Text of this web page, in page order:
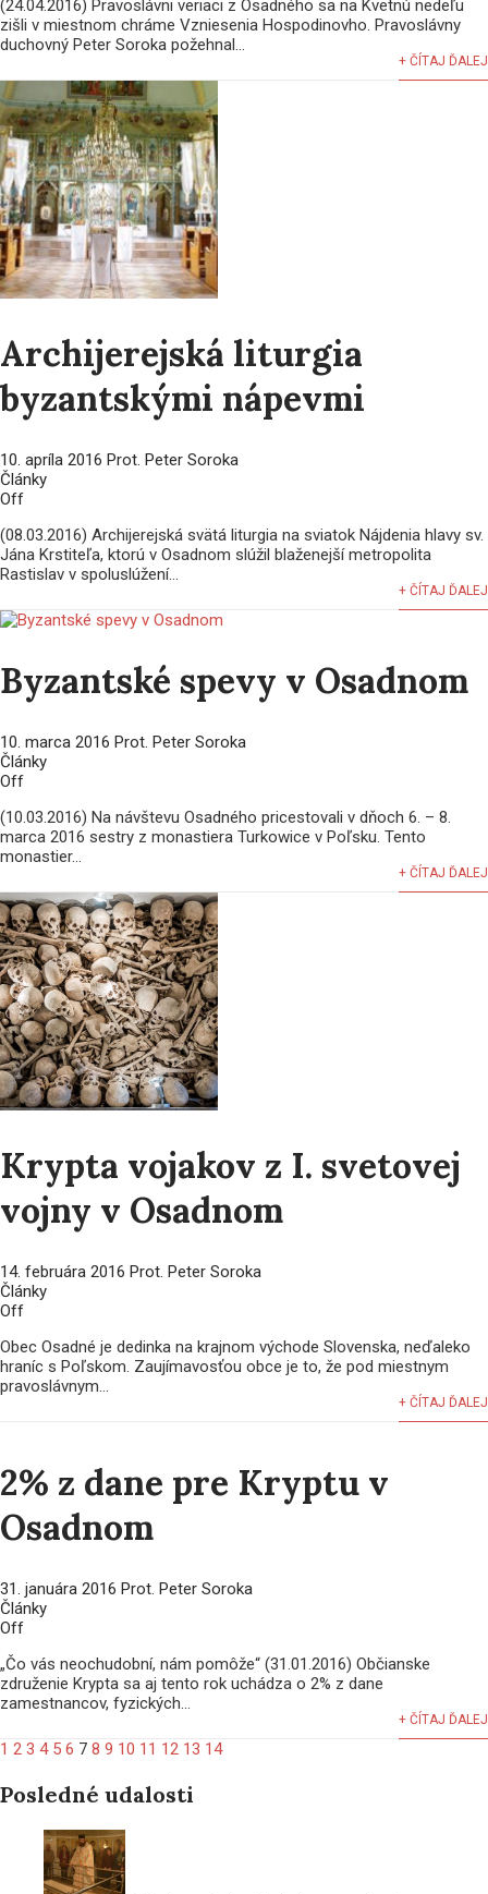
(24.04.2016) Pravoslávni veriaci z Osadného sa na Kvetnú nedeľu
zišli v miestnom chráme Vzniesenia Hospodinovho. Pravoslávny
duchovný Peter Soroka požehnal...
+ ČÍTAJ ĎALEJ
Archijerejská liturgia
byzantskými nápevmi
10. apríla 2016 Prot. Peter Soroka
Články
Off
(08.03.2016) Archijerejská svätá liturgia na sviatok Nájdenia hlavy sv.
Jána Krstiteľa, ktorú v Osadnom slúžil blaženejší metropolita
Rastislav v spoluslúžení...
+ ČÍTAJ ĎALEJ
Byzantské spevy v Osadnom
10. marca 2016 Prot. Peter Soroka
Články
Off
(10.03.2016) Na návštevu Osadného pricestovali v dňoch 6. – 8.
marca 2016 sestry z monastiera Turkowice v Poľsku. Tento
monastier...
+ ČÍTAJ ĎALEJ
Krypta vojakov z I. svetovej
vojny v Osadnom
14. februára 2016 Prot. Peter Soroka
Články
Off
Obec Osadné je dedinka na krajnom východe Slovenska, neďaleko
hraníc s Poľskom. Zaujímavosťou obce je to, že pod miestnym
pravoslávnym...
+ ČÍTAJ ĎALEJ
2% z dane pre Kryptu v
Osadnom
31. januára 2016 Prot. Peter Soroka
Články
Off
„Čo vás neochudobní, nám pomôže“ (31.01.2016) Občianske
združenie Krypta sa aj tento rok uchádza o 2% z dane
zamestnancov, fyzických...
+ ČÍTAJ ĎALEJ
1 2 3 4 5 6 7 8 9 10 11 12 13 14
Posledné udalosti